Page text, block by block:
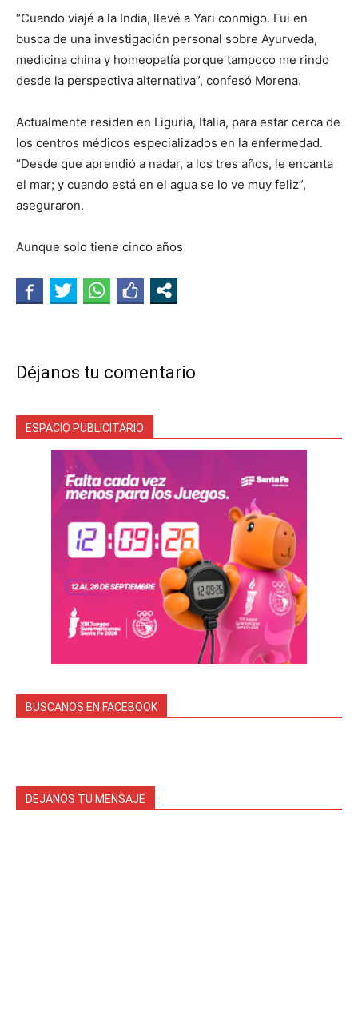
“Cuando viajé a la India, llevé a Yari conmigo. Fui en
busca de una investigación personal sobre Ayurveda,
medicina china y homeopatía porque tampoco me rindo
desde la perspectiva alternativa”, confesó Morena.
Actualmente residen en Liguria, Italia, para estar cerca de
los centros médicos especializados en la enfermedad.
“Desde que aprendió a nadar, a los tres años, le encanta
el mar; y cuando está en el agua se lo ve muy feliz”,
aseguraron.
Aunque solo tiene cinco años
Déjanos tu comentario
ESPACIO PUBLICITARIO
BUSCANOS EN FACEBOOK
DEJANOS TU MENSAJE